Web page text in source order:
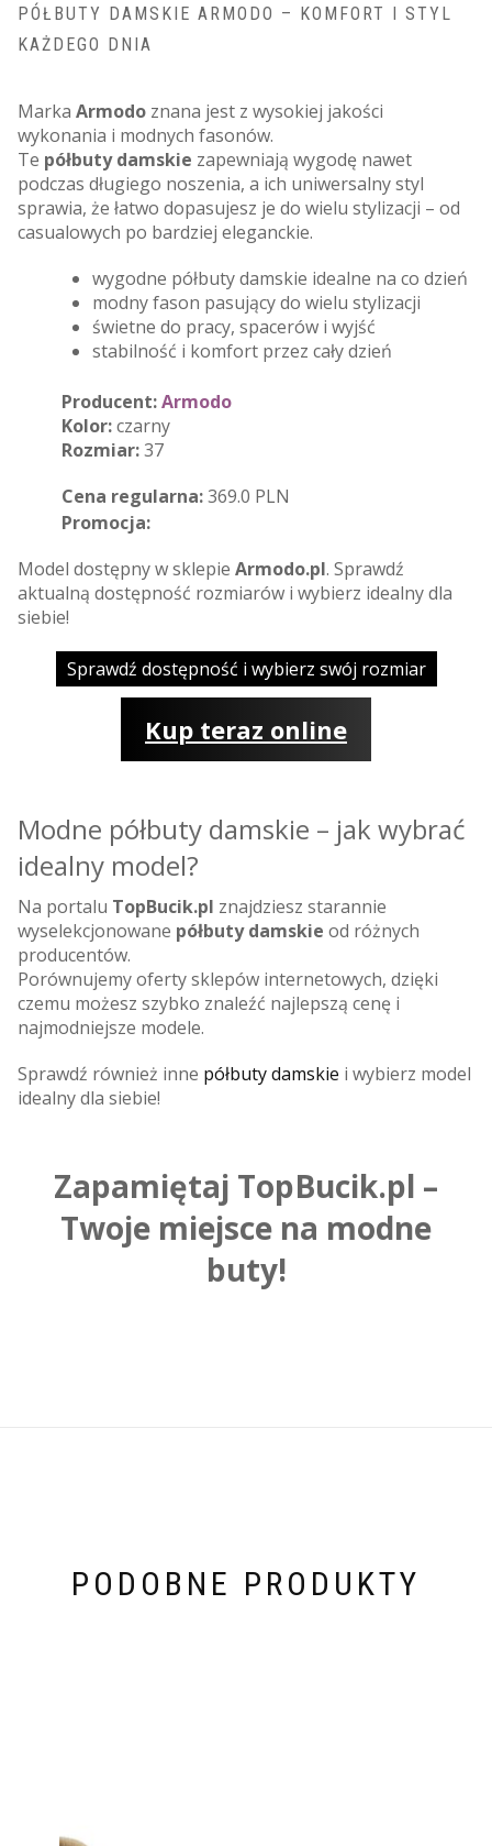
PÓŁBUTY DAMSKIE ARMODO – KOMFORT I STYL
KAŻDEGO DNIA
Marka Armodo znana jest z wysokiej jakości
wykonania i modnych fasonów.
Te półbuty damskie zapewniają wygodę nawet
podczas długiego noszenia, a ich uniwersalny styl
sprawia, że łatwo dopasujesz je do wielu stylizacji – od
casualowych po bardziej eleganckie.
wygodne półbuty damskie idealne na co dzień
modny fason pasujący do wielu stylizacji
świetne do pracy, spacerów i wyjść
stabilność i komfort przez cały dzień
Producent:Armodo
Kolor:czarny
Rozmiar:37
Cena regularna:369.0 PLN
Promocja:
Model dostępny w sklepie Armodo.pl. Sprawdź
aktualną dostępność rozmiarów i wybierz idealny dla
siebie!
Sprawdź dostępność i wybierz swój rozmiar
Kup teraz online
Modne półbuty damskie – jak wybrać
idealny model?
Na portalu TopBucik.pl znajdziesz starannie
wyselekcjonowane półbuty damskie od różnych
producentów.
Porównujemy oferty sklepów internetowych, dzięki
czemu możesz szybko znaleźć najlepszą cenę i
najmodniejsze modele.
Sprawdź również inne półbuty damskie i wybierz model
idealny dla siebie!
Zapamiętaj TopBucik.pl –
Twoje miejsce na modne
buty!
PODOBNE PRODUKTY